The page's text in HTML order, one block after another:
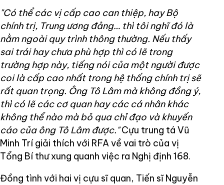
"Có thể các vị cấp cao can thiệp, hay Bộ
chính trị, Trung ương đảng… thì tôi nghĩ đó là
nằm ngoài quy trình thông thường. Nếu thấy
sai trái hay chưa phù hợp thì có lẽ trong
trường hợp này, tiếng nói của một người được
coi là cấp cao nhất trong hệ thống chính trị sẽ
rất quan trọng. Ông Tô Lâm mà không đồng ý,
thì có lẽ các cơ quan hay các cá nhân khác
không thể nào mà bỏ qua chỉ đạo và khuyến
cáo của ông Tô Lâm được."Cựu trung tá Vũ
Minh Trí giải thích với RFA về vai trò của vị
Tổng Bí thư xung quanh việc ra Nghị định 168.
Đồng tình với hai vị cựu sĩ quan, Tiến sĩ Nguyễn